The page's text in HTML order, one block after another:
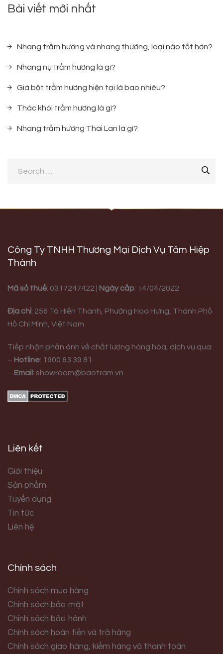
Bài viết mới nhất
Nhang trầm hương và nhang thường, loại nào tốt hơn?
Nhang nụ trầm hương là gì?
Giá bột trầm hương hiện tại là bao nhiêu?
Thác khói trầm hương là gì?
Nhang trầm hương Thái Lan là gì?
Công Ty TNHH Thương Mại Dịch Vụ Tâm Hiệp
Thành
Mã số thuế: 0317247422 | Ngày cấp: 14/04/2022
Địa chỉ: 256 Tô Hiến Thành, Phường Hoà Hưng, Thành Phố
Hồ Chí Minh, Việt Nam
Tiếp nhận phản ánh về chất lượng hàng hóa, dịch vụ qua:
– Hotline: 1900 63 39 81
– Email : showroom@baotram.vn
Liên kết
Giới thiệu
Sản phẩm
Tuyển dụng
Tin tức
Liên hệ
Chính sách
Chính sách mua hàng
Chính sách bảo mật
Chính sách bảo hành
Chính sách hoàn tiền và trả hàng
Chính sách giao hàng, kiểm hàng và thanh toán